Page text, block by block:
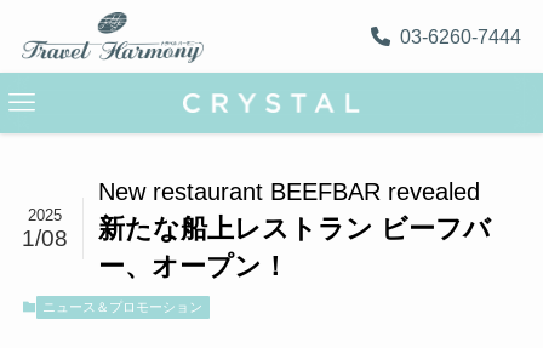
03-6260-7444
New restaurant BEEFBAR revealed
新たな船上レストラン ビーフバ
ー、オープン！
2025
1/08
ニュース＆プロモーション